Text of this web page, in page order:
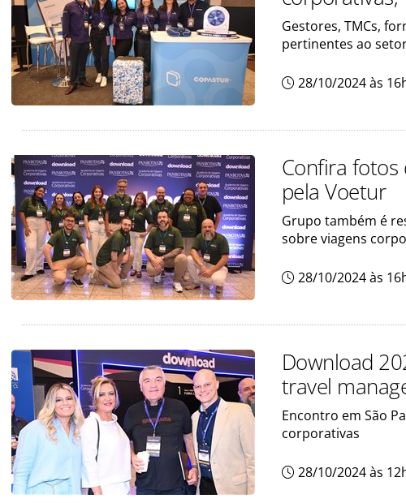
Gestores, TMCs,
pertinentes ao
28/10/2024 às
Confira
pela Voetur
Grupo também é
sobre viagens
28/10/2024 às
Download
travel
Encontro em São
corporativas
28/10/2024 às